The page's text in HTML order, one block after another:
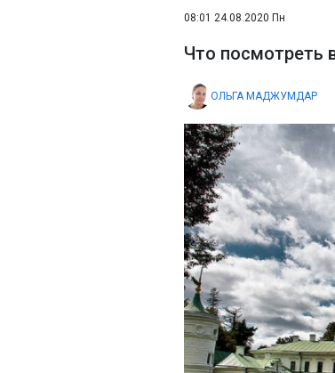
08:01 24.08.2020 Пн
Что посмотреть
ОЛЬГА МАДЖУМДАР